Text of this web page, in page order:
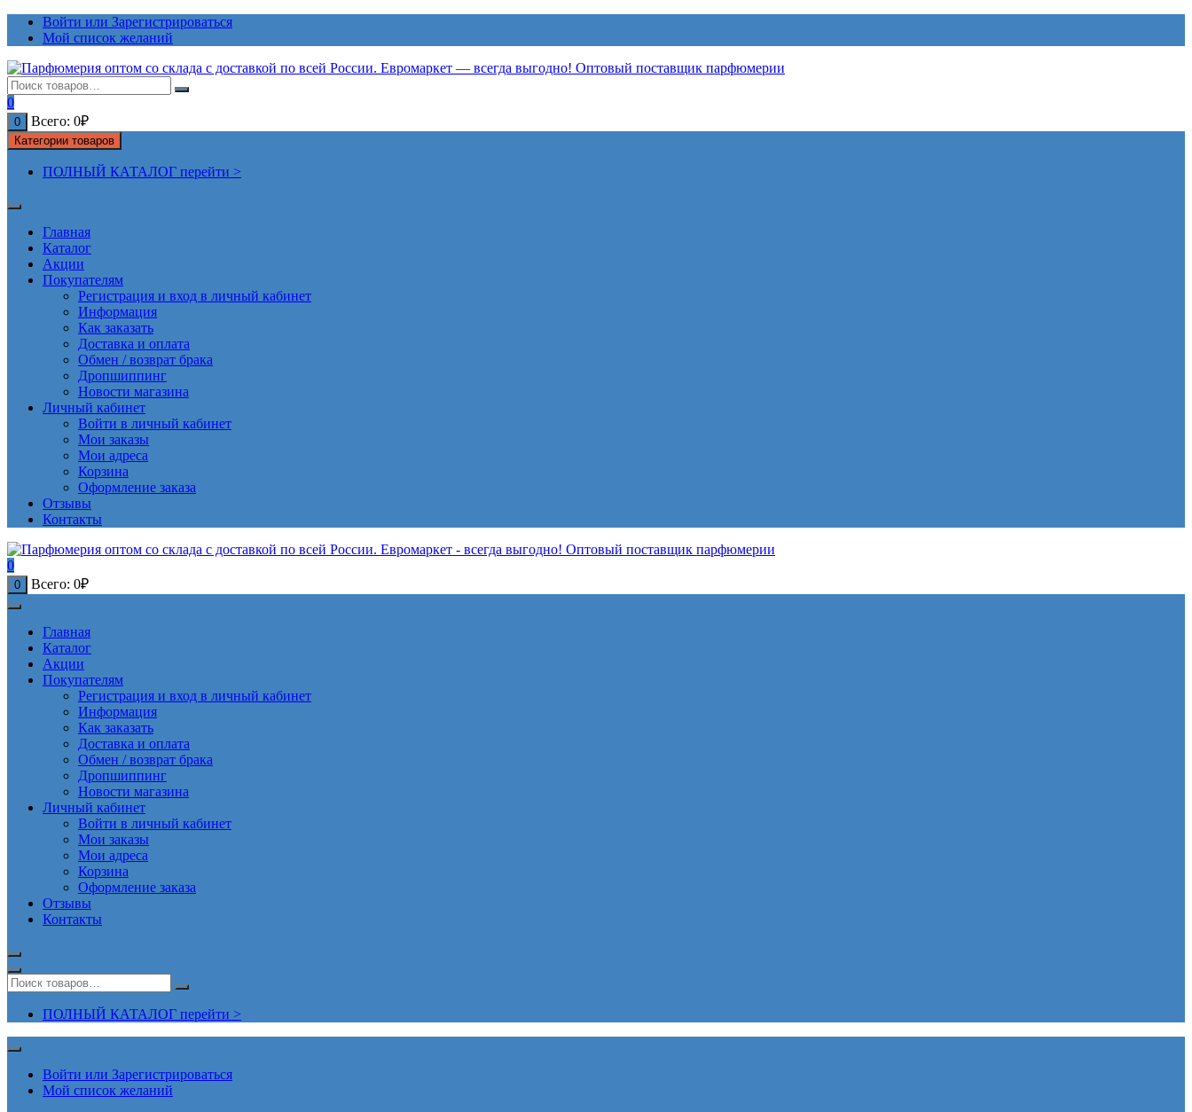
ПерейтиВойти или Зарегистрироваться
Мой список желаний
0
0 Всего: 0₽
Категории товаров
ПОЛНЫЙ КАТАЛОГ перейти >
Главная
Каталог
Акции
Покупателям
Регистрация и вход в личный кабинет
Информация
Как заказать
Доставка и оплата
Обмен / возврат брака
Дропшиппинг
Новости магазина
Личный кабинет
Войти в личный кабинет
Мои заказы
Мои адреса
Корзина
Оформление заказа
Отзывы
Контакты
0
0 Всего: 0₽
Главная
Каталог
Акции
Покупателям
Регистрация и вход в личный кабинет
Информация
Как заказать
Доставка и оплата
Обмен / возврат брака
Дропшиппинг
Новости магазина
Личный кабинет
Войти в личный кабинет
Мои заказы
Мои адреса
Корзина
Оформление заказа
Отзывы
Контакты
ПОЛНЫЙ КАТАЛОГ перейти >
Войти или Зарегистрироваться
Мой список желаний